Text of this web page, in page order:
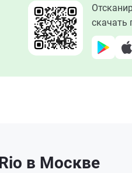
скачать
в Москве